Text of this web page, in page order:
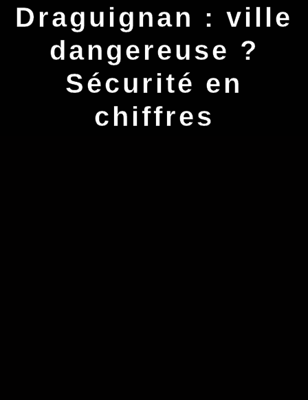
Draguignan : ville
dangereuse ?
Sécurité en
chiffres